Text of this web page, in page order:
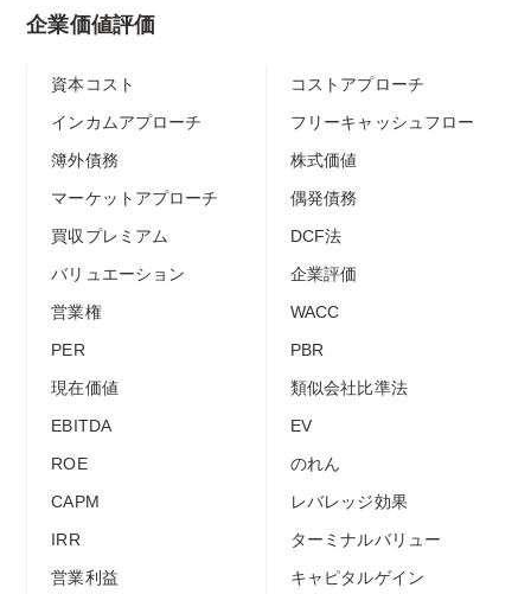
企業価値評価
資本コスト
コストアプローチ
インカムアプローチ
フリーキャッシュフロー
簿外債務
株式価値
マーケットアプローチ
偶発債務
買収プレミアム
DCF法
バリュエーション
企業評価
営業権
WACC
PER
PBR
現在価値
類似会社比準法
EBITDA
EV
ROE
のれん
CAPM
レバレッジ効果
IRR
ターミナルバリュー
営業利益
キャピタルゲイン